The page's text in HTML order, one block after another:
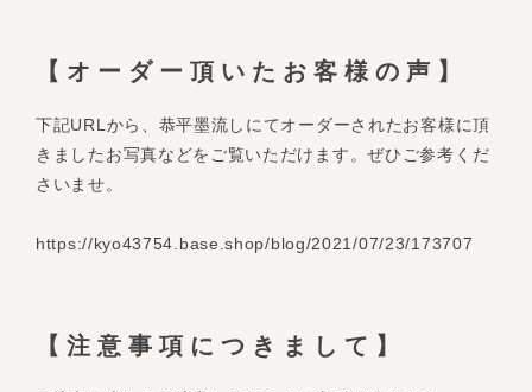
【オーダー頂いたお客様の声】
下記URLから、恭平墨流しにてオーダーされたお客様に頂
きましたお写真などをご覧いただけます。ぜひご参考くだ
さいませ。
https://kyo43754.base.shop/blog/2021/07/23/173707
【注意事項につきまして】